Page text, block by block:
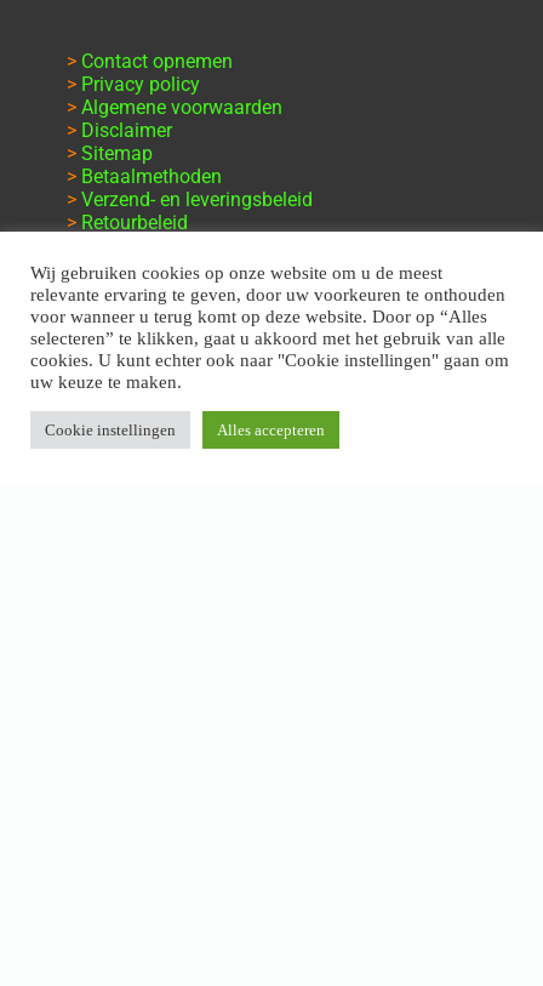
> Contact opnemen
> Privacy policy
> Algemene voorwaarden
> Disclaimer
> Sitemap
> Betaalmethoden
> Verzend- en leveringsbeleid
> Retourbeleid
Wij gebruiken cookies op onze website om u de meest
relevante ervaring te geven, door uw voorkeuren te onthouden
voor wanneer u terug komt op deze website. Door op “Alles
selecteren” te klikken, gaat u akkoord met het gebruik van alle
cookies. U kunt echter ook naar "Cookie instellingen" gaan om
uw keuze te maken.
Cookie instellingen Alles accepteren